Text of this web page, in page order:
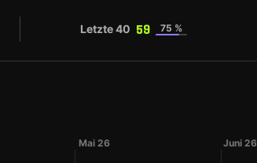
Letzte 40 59 75 %
Mai 26 Juni 26